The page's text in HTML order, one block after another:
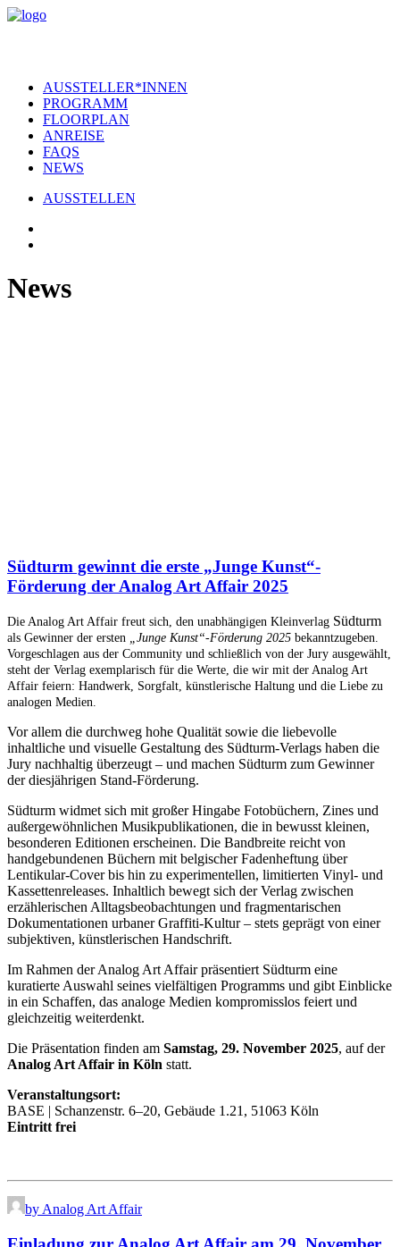
AUSSTELLER*INNEN
PROGRAMM
FLOORPLAN
ANREISE
FAQS
NEWS
AUSSTELLEN
News
Südturm gewinnt die erste „Junge Kunst“-
Förderung der Analog Art Affair 2025
Die Analog Art Affair freut sich, den unabhängigen Kleinverlag Südturm
als Gewinner der ersten „Junge Kunst“-Förderung 2025 bekanntzugeben.
Vorgeschlagen aus der Community und schließlich von der Jury ausgewählt,
steht der Verlag exemplarisch für die Werte, die wir mit der Analog Art
Affair feiern: Handwerk, Sorgfalt, künstlerische Haltung und die Liebe zu
analogen Medien.
Vor allem die durchweg hohe Qualität sowie die liebevolle
inhaltliche und visuelle Gestaltung des Südturm-Verlags haben die
Jury nachhaltig überzeugt – und machen Südturm zum Gewinner
der diesjährigen Stand-Förderung.
Südturm widmet sich mit großer Hingabe Fotobüchern, Zines und
außergewöhnlichen Musikpublikationen, die in bewusst kleinen,
besonderen Editionen erscheinen. Die Bandbreite reicht von
handgebundenen Büchern mit belgischer Fadenheftung über
Lentikular-Cover bis hin zu experimentellen, limitierten Vinyl- und
Kassettenreleases. Inhaltlich bewegt sich der Verlag zwischen
erzählerischen Alltagsbeobachtungen und fragmentarischen
Dokumentationen urbaner Graffiti-Kultur – stets geprägt von einer
subjektiven, künstlerischen Handschrift.
Im Rahmen der Analog Art Affair präsentiert Südturm eine
kuratierte Auswahl seines vielfältigen Programms und gibt Einblicke
in ein Schaffen, das analoge Medien kompromisslos feiert und
gleichzeitig weiterdenkt.
Die Präsentation finden am Samstag, 29. November 2025, auf der
Analog Art Affair in Köln statt.
Veranstaltungsort:
BASE | Schanzenstr. 6–20, Gebäude 1.21, 51063 Köln
Eintritt frei
by Analog Art Affair